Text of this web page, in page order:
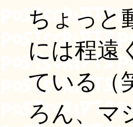
ちょっ
には程遠
ている（
ろん、マ